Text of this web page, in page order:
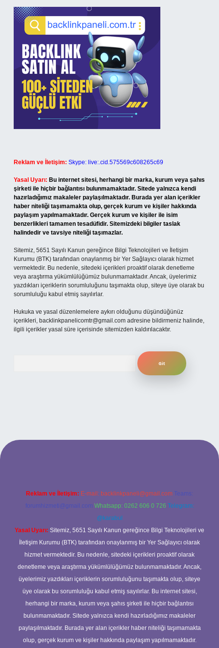
Reklam ve İletişim: Skype: live:.cid.575569c608265c69
Yasal Uyarı: Bu internet sitesi, herhangi bir marka, kurum veya şahıs
şirketi ile hiçbir bağlantısı bulunmamaktadır. Sitede yalnızca kendi
hazırladığımız makaleler paylaşılmaktadır. Burada yer alan içerikler
haber niteliği taşımamakta olup, gerçek kurum ve kişiler hakkında
paylaşım yapılmamaktadır. Gerçek kurum ve kişiler ile isim
benzerlikleri tamamen tesadüfidir. Sitemizdeki bilgiler taslak
halindedir ve tavsiye niteliği taşımazlar.
Sitemiz, 5651 Sayılı Kanun gereğince Bilgi Teknolojileri ve İletişim
Kurumu (BTK) tarafından onaylanmış bir Yer Sağlayıcı olarak hizmet
vermektedir. Bu nedenle, sitedeki içerikleri proaktif olarak denetleme
veya araştırma yükümlülüğümüz bulunmamaktadır. Ancak, üyelerimiz
yazdıkları içeriklerin sorumluluğunu taşımakta olup, siteye üye olarak bu
sorumluluğu kabul etmiş sayılırlar.
Hukuka ve yasal düzenlemelere aykırı olduğunu düşündüğünüz
içerikleri, backlinkpanelicomtr@gmail.com adresine bildirmeniz halinde,
ilgili içerikler yasal süre içerisinde sitemizden kaldırılacaktır.
giriş
Reklam ve İletişim: E-mail: backlinkpaneli@gmail.com Teams:
forumhizmeti@gmail.com Whatsapp: 0262 606 0 726 Telegram:
@karabul
Yasal Uyarı: Sitemiz, 5651 Sayılı Kanun gereğince Bilgi Teknolojileri ve
İletişim Kurumu (BTK) tarafından onaylanmış bir Yer Sağlayıcı olarak
hizmet vermektedir. Bu nedenle, sitedeki içerikleri proaktif olarak
denetleme veya araştırma yükümlülüğümüz bulunmamaktadır. Ancak,
üyelerimiz yazdıkları içeriklerin sorumluluğunu taşımakta olup, siteye
üye olarak bu sorumluluğu kabul etmiş sayılırlar. Bu internet sitesi,
herhangi bir marka, kurum veya şahıs şirketi ile hiçbir bağlantısı
bulunmamaktadır. Sitede yalnızca kendi hazırladığımız makaleler
paylaşılmaktadır. Burada yer alan içerikler haber niteliği taşımamakta
olup, gerçek kurum ve kişiler hakkında paylaşım yapılmamaktadır.